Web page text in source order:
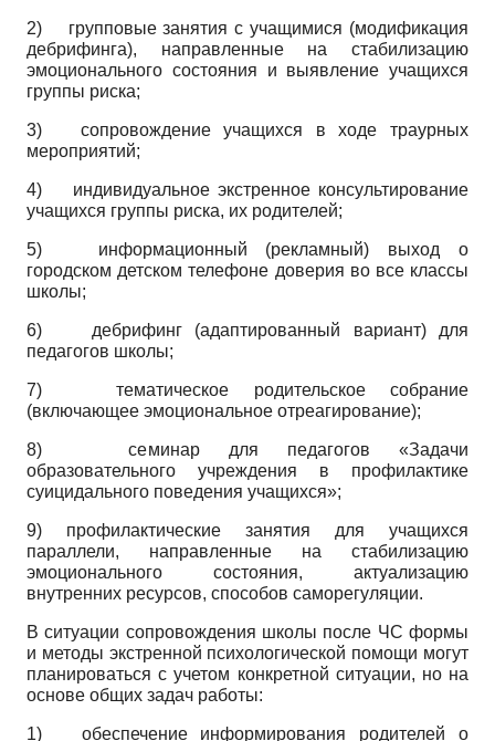
2) групповые занятия с учащимися (модификация
дебрифинга), направленные на стабилизацию
эмоционального состояния и выявление учащихся
группы риска;
3) сопровождение учащихся в ходе траурных
мероприятий;
4) индивидуальное экстренное консультирование
учащихся группы риска, их родителей;
5) информационный (рекламный) выход о
городском детском телефоне доверия во все классы
школы;
6) дебрифинг (адаптированный вариант) для
педагогов школы;
7)тематическое родительское собрание
(включающее эмоциональное отреагирование);
8) семинар для педагогов «Задачи
образовательного учреждения в профилактике
суицидального поведения учащихся»;
9) профилактические занятия для учащихся
параллели, направленные на стабилизацию
эмоционального состояния, актуализацию
внутренних ресурсов, способов саморегуляции.
В ситуации сопровождения школы после ЧС формы
и методы экстренной психологической помощи могут
планироваться с учетом конкретной ситуации, но на
основе общих задач работы:
1) обеспечение информирования родителей о